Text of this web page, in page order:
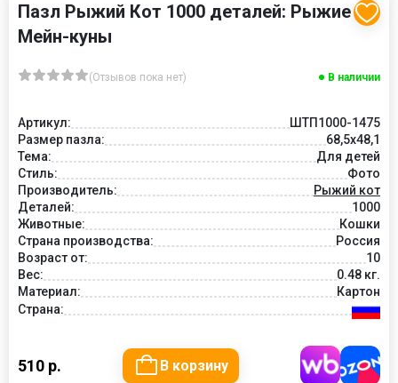
Пазл Рыжий Кот 1000 деталей: Рыжие
Мейн-куны
(Отзывов пока нет) В наличии
Артикул:
ШТП1000-1475
Размер пазла:
68,5x48,1
Тема:
Для детей
Стиль:
Фото
Производитель:
Рыжий кот
Деталей:
1000
Животные:
Кошки
Страна производства:
Россия
Возраст от:
10
Вес:
0.48 кг.
Материал:
Картон
Страна:
510 р. В корзину